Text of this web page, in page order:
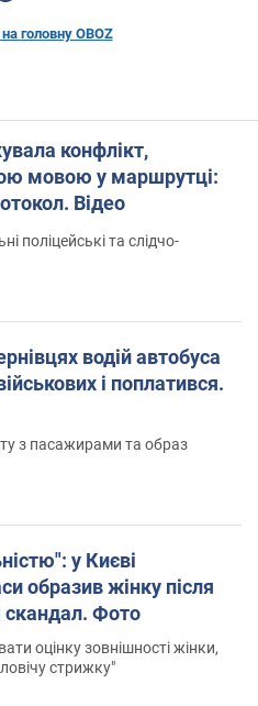
головну OBOZ
конфлікт,
мовою у маршрутці:
Відео
поліцейські та слідчо-
водій автобуса
і поплатився.
з пасажирами та образ
у Києві
образив жінку після
скандал. Фото
оцінку зовнішності жінки,
стрижку"